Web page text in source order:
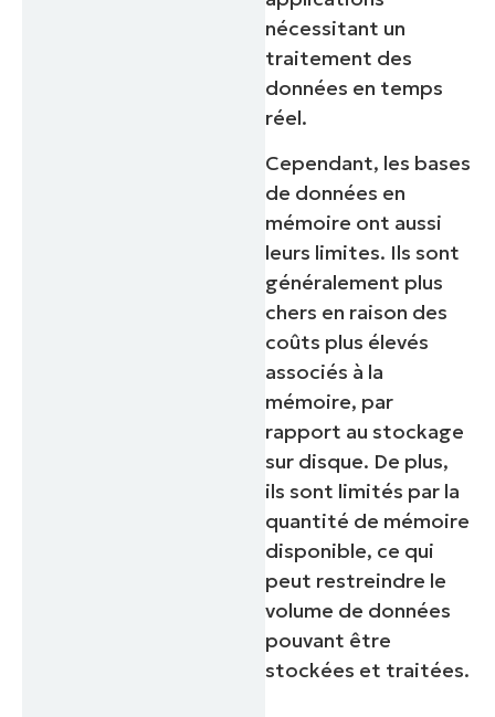
nécessitant un
traitement des
données en temps
réel.
Cependant, les bases
de données en
mémoire ont aussi
leurs limites. Ils sont
généralement plus
chers en raison des
coûts plus élevés
associés à la
mémoire, par
rapport au stockage
sur disque. De plus,
ils sont limités par la
quantité de mémoire
disponible, ce qui
peut restreindre le
volume de données
pouvant être
stockées et traitées.